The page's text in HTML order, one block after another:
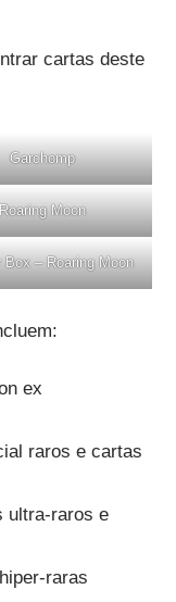
cartas deste
Garchomp
Roaring Moon
Box – Roaring Moon
ex
raros e cartas
ultra-raros e
raras